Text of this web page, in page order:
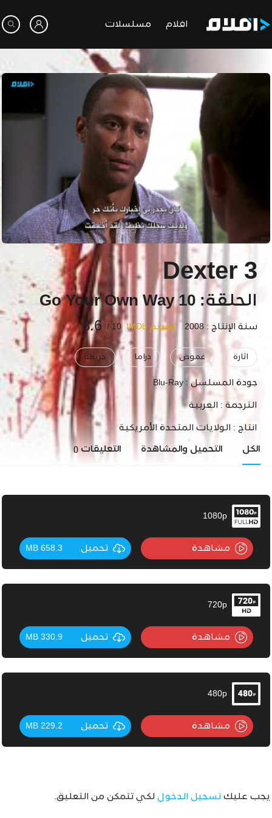
افلام مسلسلات
Dexter 3
الحلقة: 10 Go Your Own Way
سنة الإنتاج : 2008 تقييم IMDb 10 /
8.6
اثارة غموض دراما جريمة
جودة المسلسل : Blu-Ray
الترجمة : العربية
انتاج : الولايات المتحدة الأمريكية
الكل التحميل والمشاهدة التعليقات ()
1080p
مشاهدة تحميل 658.3 MB
720p
مشاهدة تحميل 330.9 MB
480p
مشاهدة تحميل 229.2 MB
يجب عليك تسجيل الدخول لكي تتمكن من التعليق.